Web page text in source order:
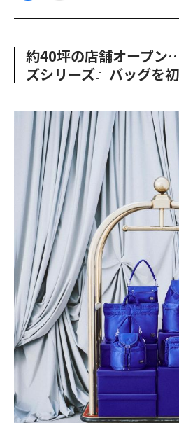
c
o
o
k
i
e
約40坪の店舗オープン
ズシリーズ』バッグを